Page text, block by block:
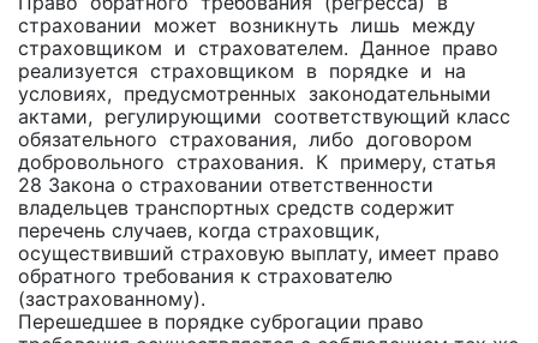
страховании может возникнуть лишь между
страховщиком и страхователем. Данное право
реализуется страховщиком в порядке и на
условиях, предусмотренных законодательными
актами, регулирующими соответствующий класс
обязательного страхования, либо договором
добровольного страхования. К примеру, статья
28 Закона о страховании ответственности
владельцев транспортных средств содержит
перечень случаев, когда страховщик,
осуществивший страховую выплату, имеет право
обратного требования к страхователю
(застрахованному).
Перешедшее в порядке суброгации право